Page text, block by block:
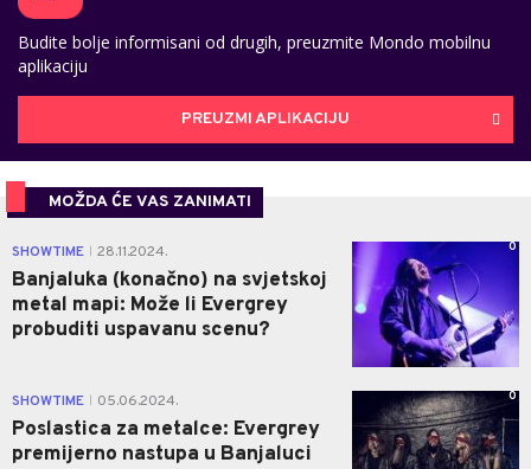
Budite bolje informisani od drugih, preuzmite Mondo mobilnu
aplikaciju
PREUZMI APLIKACIJU
MOŽDA ĆE VAS ZANIMATI
SHOWTIME 28.11.2024.
Banjaluka (konačno) na svjetskoj
metal mapi: Može li Evergrey
probuditi uspavanu scenu?
0
SHOWTIME 05.06.2024.
Poslastica za metalce: Evergrey
premijerno nastupa u Banjaluci
0